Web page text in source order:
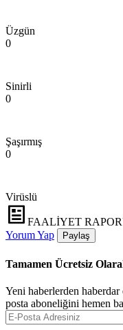
Üzgün
0
Sinirli
0
Şaşırmış
0
Virüslü
FAALİYET
Yorum Yap
Paylaş
Tamamen Ücretsiz
Yeni haberlerden haberdar
posta aboneliğini hemen